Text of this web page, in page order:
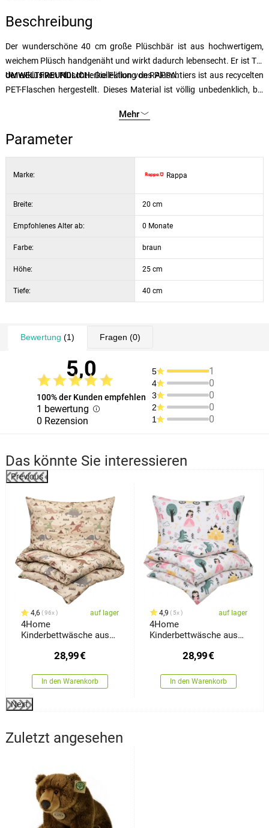
Beschreibung
Der wunderschöne 40 cm große Plüschbär ist aus hochwertigem,
weichem Plüsch handgenäht und wirkt dadurch lebensecht. Er ist Teil
der exklusiven Plüschtierkollektion von RAPPA.
UMWELTFREUNDLICH:Die Füllung des Plüschtiers ist aus recycelten
PET-Flaschen hergestellt. Dieses Material ist völlig unbedenklich, bei
für die Sicherheit der Kleinsten zertifiziert. Wir haben uns entschieden,
den grünen Weg mit der geringstmöglichen Belastung für die Umwelt
zu gehen - den ECO-FRIENDLY Weg.
Mehr
Parameter
Marke: Rappa
Breite: 20 cm
Empfohlenes Alter ab: 0 Monate
Farbe: braun
Höhe: 25 cm
Tiefe: 40 cm
Bewertung (1) Fragen (0)
5,0
100% der Kunden empfehlen
1 bewertung
0 Rezension
5 1
4 0
3 0
2 0
1 0
Das könnte Sie interessieren
Previous
4,6 96x auf lager
4Home
Kinderbettwäsche aus
140 x 200 cm, 70 x 90
28,99€
In den Warenkorb
4,9 5x auf lager
4Home
Kinderbettwäsche aus
Dream, 140 x 200 cm, 70
28,99€
In den Warenkorb
Next
Zuletzt angesehen